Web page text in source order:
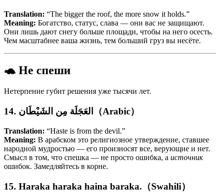
Translation: “The bigger the roof, the more snow it holds.”
Meaning: Богатство, статус, слава — они вас не защищают.
Они лишь дают снегу больше площади, чтобы на него осесть.
Чем масштабнее ваша жизнь, тем больший груз вы несёте.
🐢 Не спеши
Нетерпение губит решения уже тысячи лет.
14. العَجَلَة مِن الشَيْطَان（Arabic）
Translation: “Haste is from the devil.”
Meaning: В арабском это религиозное утверждение, ставшее
народной мудростью — его произносят все, верующие и нет.
Смысл в том, что спешка — не просто ошибка, а источник
ошибок. Замедляйтесь в корне.
15. Haraka haraka haina baraka.（Swahili）